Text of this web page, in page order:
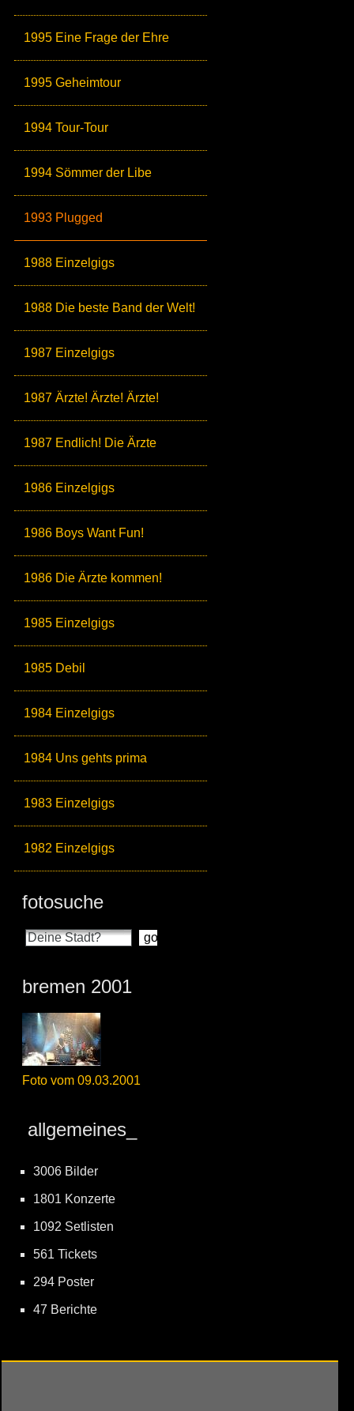
1995 Eine Frage der Ehre
1995 Geheimtour
1994 Tour-Tour
1994 Sömmer der Libe
1993 Plugged
1988 Einzelgigs
1988 Die beste Band der Welt!
1987 Einzelgigs
1987 Ärzte! Ärzte! Ärzte!
1987 Endlich! Die Ärzte
1986 Einzelgigs
1986 Boys Want Fun!
1986 Die Ärzte kommen!
1985 Einzelgigs
1985 Debil
1984 Einzelgigs
1984 Uns gehts prima
1983 Einzelgigs
1982 Einzelgigs
fotosuche
bremen 2001
Foto vom 09.03.2001
allgemeines_
3006 Bilder
1801 Konzerte
1092 Setlisten
561 Tickets
294 Poster
47 Berichte